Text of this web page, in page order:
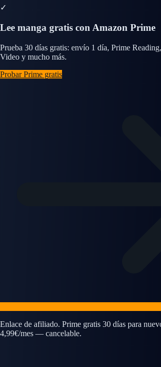
✓
Lee manga gratis con Amazon Prime
Prueba 30 días gratis: envío 1 día, Prime
Video y mucho más.
Probar Prime gratis
Enlace de afiliado. Prime gratis 30 días para
4,99€/mes — cancelable.